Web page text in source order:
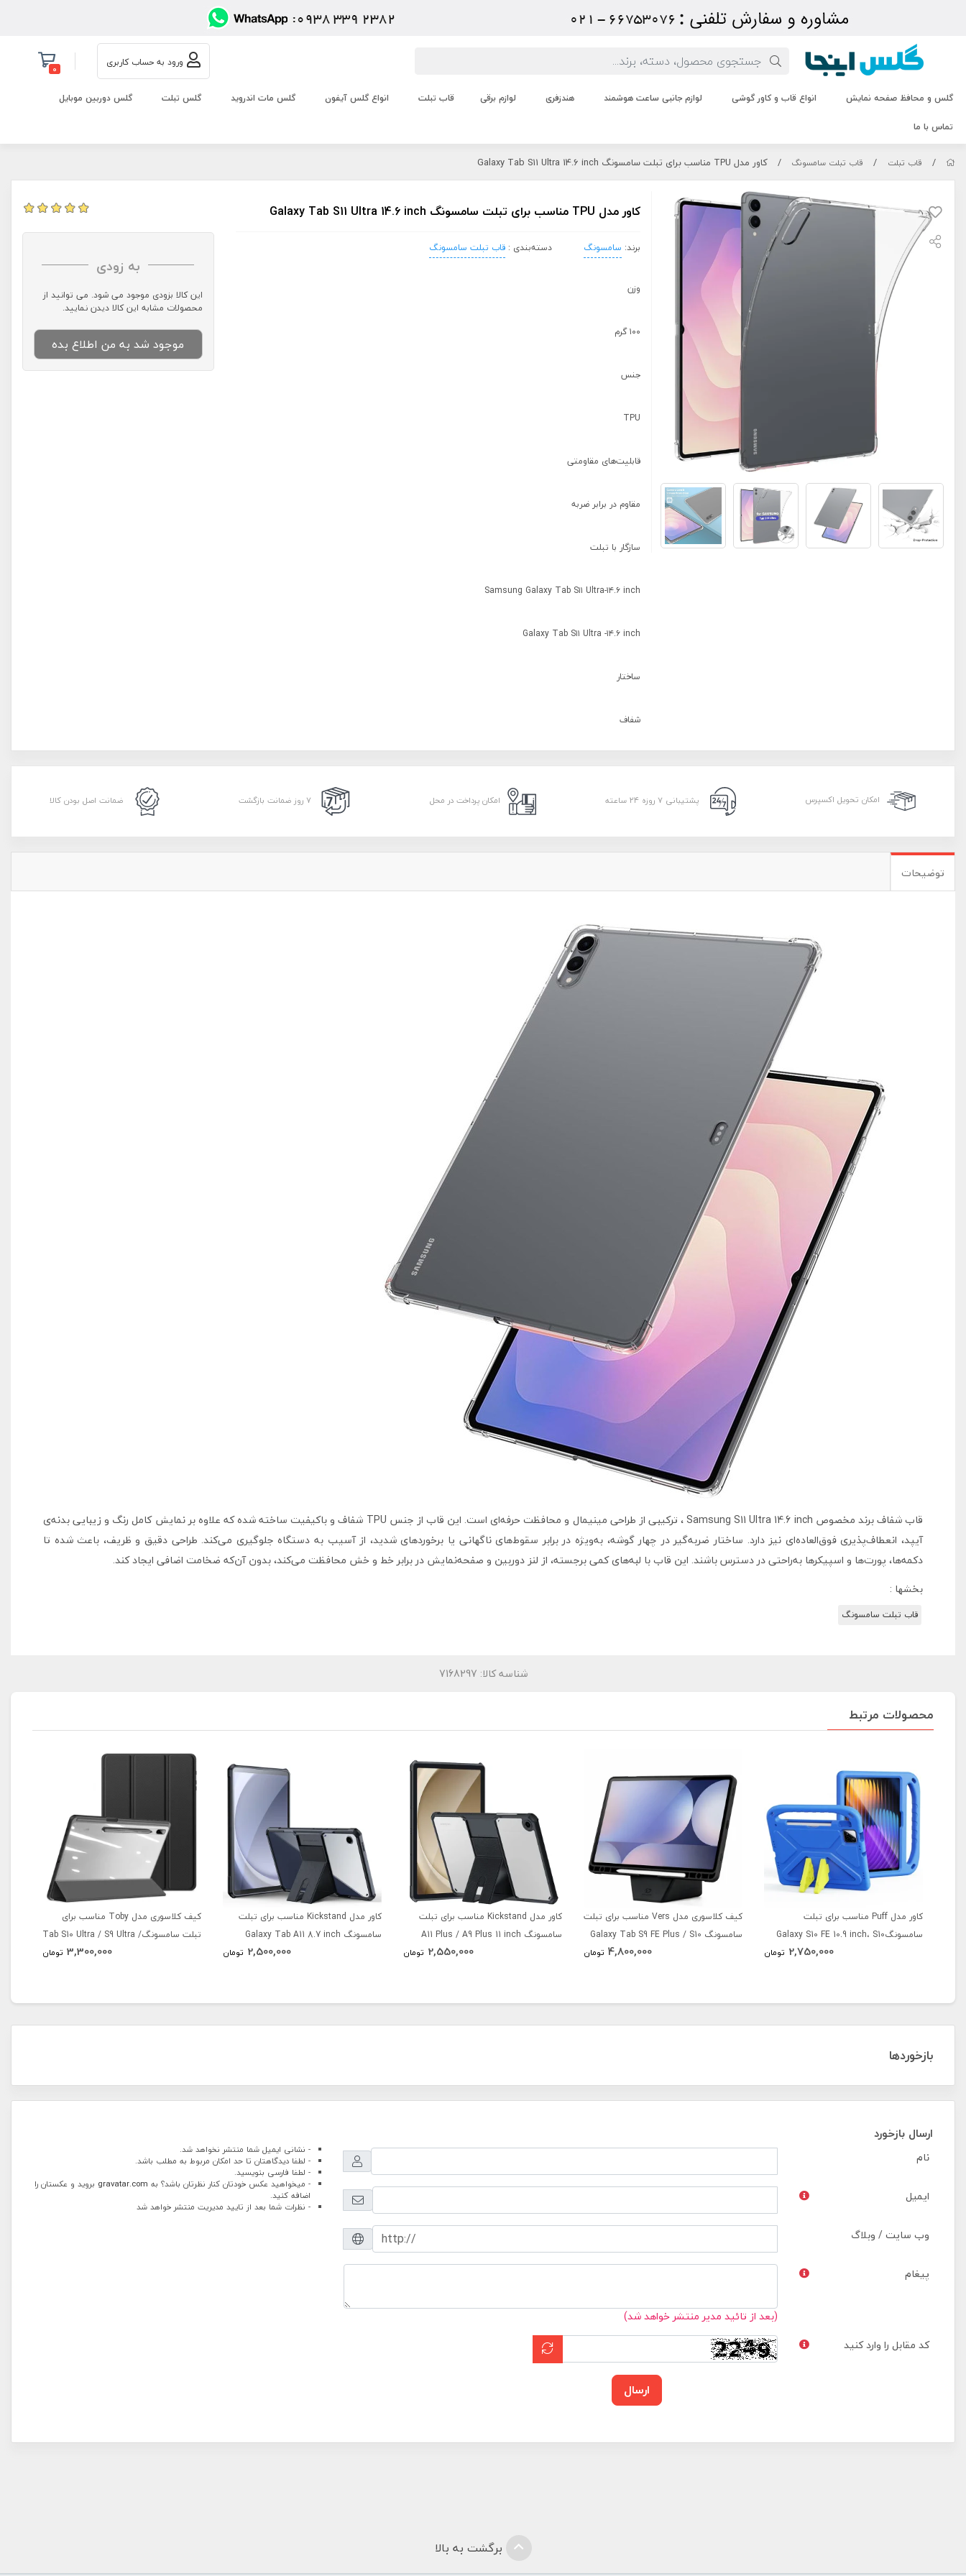
ورود به حساب کاربری 0
گلس و محافظ صفحه نمایش انواع قاب و کاور گوشی لوازم جانبی ساعت هوشمند هندزفری لوازم برقی قاب تبلت انواع گلس آیفون گلس مات اندروید گلس تبلت
گلس دوربین موبایل
تماس با ما
/ قاب تبلت / قاب تبلت سامسونگ / کاور مدل TPU مناسب برای تبلت سامسونگ Galaxy Tab S11 Ultra 14.6 inch
کاور مدل TPU مناسب برای تبلت سامسونگ Galaxy Tab S11 Ultra 14.6 inch
برند: سامسونگ دسته‌بندی :قاب تبلت سامسونگ
وزن
۱۰۰ گرم
جنس
TPU
قابلیت‌های مقاومتی
مقاوم در برابر ضربه
سازگار با تبلت
Samsung Galaxy Tab S۱۱ Ultra-۱۴.۶ inch
Galaxy Tab S۱۱ Ultra -۱۴.۶ inch
ساختار
شفاف
به زودی
این کالا بزودی موجود می شود. می توانید از
محصولات مشابه این کالا دیدن نمایید.
موجود شد به من اطلاع بده
امکان تحویل اکسپرس پشتیبانی ۷ روزه ۲۴ ساعته امکان پرداخت در محل ۷ روز ضمانت بازگشت ضمانت اصل بودن کالا
توضیحات
قاب شفاف برند مخصوص Samsung S11 Ultra 14.6 inch ، ترکیبی از طراحی مینیمال و محافظت حرفه‌ای است. این قاب از جنس TPU شفاف و باکیفیت ساخته شده که علاوه بر نمایش کامل رنگ و زیبایی بدنه‌ی
آیپد، انعطاف‌پذیری فوق‌العاده‌ای نیز دارد. ساختار ضربه‌گیر در چهار گوشه، به‌ویژه در برابر سقوط‌های ناگهانی یا برخوردهای شدید، از آسیب به دستگاه جلوگیری می‌کند. طراحی دقیق و ظریف، باعث شده تا
دکمه‌ها، پورت‌ها و اسپیکرها به‌راحتی در دسترس باشند. این قاب با لبه‌های کمی برجسته، از لنز دوربین و صفحه‌نمایش در برابر خط و خش محافظت می‌کند، بدون آن‌که ضخامت اضافی ایجاد کند.
بخشها :
قاب تبلت سامسونگ
شناسه کالا: 7168297
محصولات مرتبط
کاور مدل Puff مناسب برای تبلت
سامسونگGalaxy S10 FE 10.9 inch، S10
Lite 11 inch، S9 FE 10.9 Inch2,750,000 تومان
کیف کلاسوری مدل Vers مناسب برای تبلت
سامسونگ Galaxy Tab S9 FE Plus / S10
Plus / S9 Plus 12.4 inch
4,800,000 تومان
کاور مدل Kickstand مناسب برای تبلت
سامسونگ A11 Plus / A9 Plus 11 inch
2,550,000 تومان
کاور مدل Kickstand مناسب برای تبلت
سامسونگ Galaxy Tab A11 8.7 inch
2,500,000 تومان
کیف کلاسوری مدل Toby مناسب برای
تبلت سامسونگTab S10 Ultra / S9 Ultra /
3,300,000 تومان
بازخوردها
ارسال بازخورد
نام
ایمیل
وب سایت / وبلاگ
پیغام
(بعد از تائید مدیر منتشر خواهد شد)
کد مقابل را وارد کنید
ارسال
- نشانی ایمیل شما منتشر نخواهد شد.
- لطفا دیدگاهتان تا حد امکان مربوط به مطلب باشد.
- لطفا فارسی بنویسید.
- میخواهید عکس خودتان کنار نظرتان باشد؟ به gravatar.com بروید و عکستان را
اضافه کنید.
- نظرات شما بعد از تایید مدیریت منتشر خواهد شد
برگشت به بالا